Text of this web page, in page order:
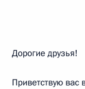
Дорогие друзья!
Приветствую вас